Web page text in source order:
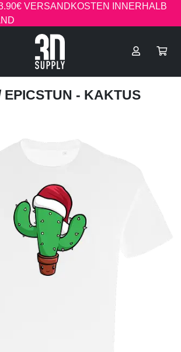
VERSANDKOSTEN INNERHALB
EPICSTUN - KAKTUS